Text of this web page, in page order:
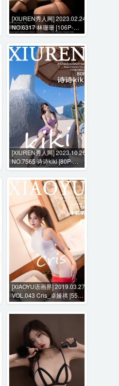
[XIUREN秀人网] 2023.02.24
NO.6317 林珊珊 [106P-
880MB]
[XIUREN秀人网] 2023.10.26
NO.7565 诗诗kiki [80P-
767MB]
[XIAOYU语画界] 2019.03.27
VOL.043 Cris_卓娅祺 [55P-
179MB]